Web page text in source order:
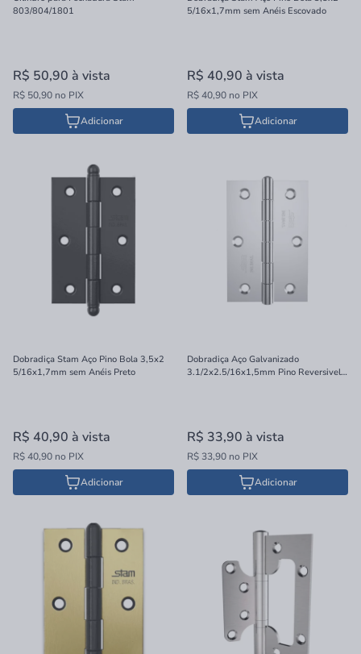
803/804/1801
R$ 50,90 à vista
R$ 50,90 no PIX
Adicionar
5/16x1,7mm sem Anéis Escovado
R$ 40,90 à vista
R$ 40,90 no PIX
Adicionar
Dobradiça Stam Aço Pino Bola 3,5x2
5/16x1,7mm sem Anéis Preto
R$ 40,90 à vista
R$ 40,90 no PIX
Adicionar
Dobradiça Aço Galvanizado
3.1/2x2.5/16x1,5mm Pino Reversivel
R$ 33,90 à vista
R$ 33,90 no PIX
Adicionar